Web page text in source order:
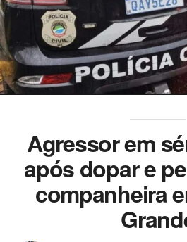
Agressor em
após dopar e
companheira